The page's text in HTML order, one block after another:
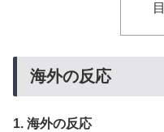
海外の反応
1. 海外の反応